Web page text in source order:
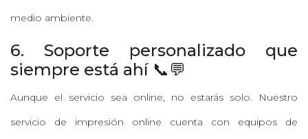
medio ambiente.
6. Soporte personalizado que
siempre está ahí 📞💬
Aunque el servicio sea online, no estarás solo. Nuestro
servicio de impresión online cuenta con equipos de